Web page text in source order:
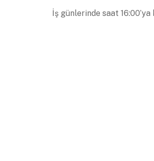
İş günlerinde saat